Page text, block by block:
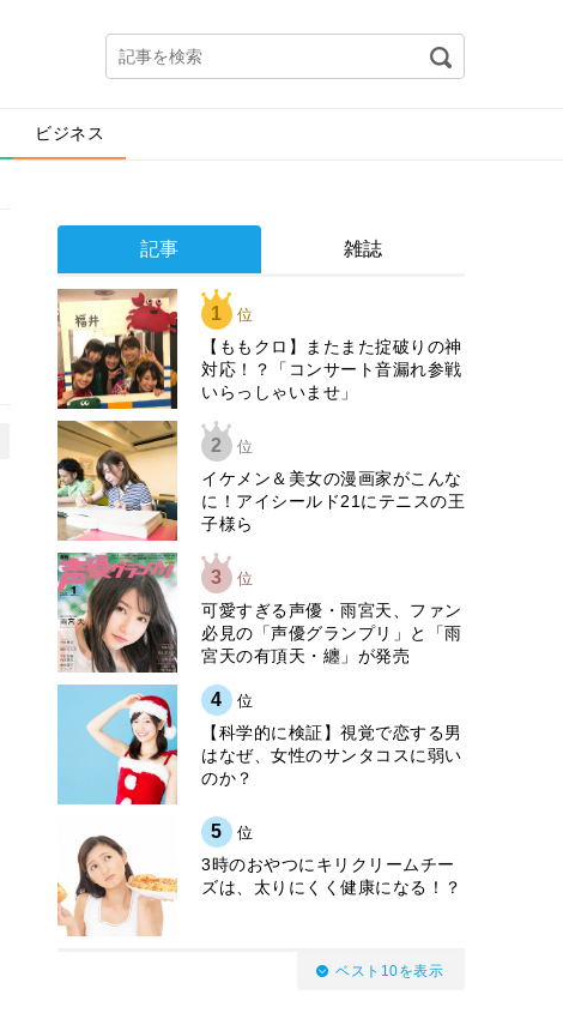
ビジネス
記事 雑誌
1 位
【ももクロ】またまた掟破りの神
対応！？「コンサート音漏れ参戦
いらっしゃいませ」
2 位
イケメン＆美女の漫画家がこんな
に！アイシールド21にテニスの王
子様ら
3 位
可愛すぎる声優・雨宮天、ファン
必見の「声優グランプリ」と「雨
宮天の有頂天・纏」が発売
4 位
【科学的に検証】視覚で恋する男
はなぜ、女性のサンタコスに弱い
のか？
5 位
3時のおやつにキリクリームチー
ズは、太りにくく健康になる！？
ベスト10を表示